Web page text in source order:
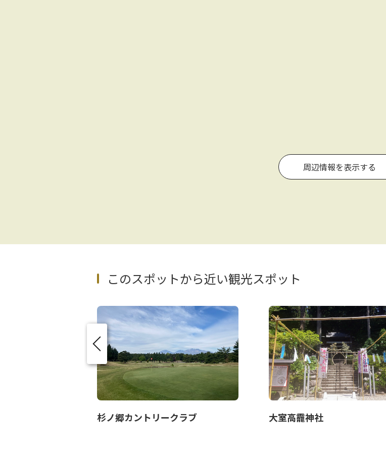
周辺情報を表示する
このスポットから近い観光スポット
杉ノ郷カントリークラブ 大室高龗神社